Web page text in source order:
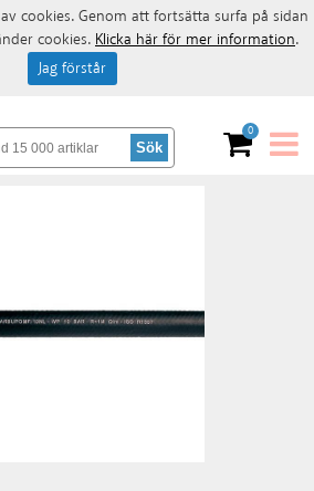
0
cookies. Genom att fortsätta surfa på sidan
cookies. Klicka här för mer information.
Jag förstår